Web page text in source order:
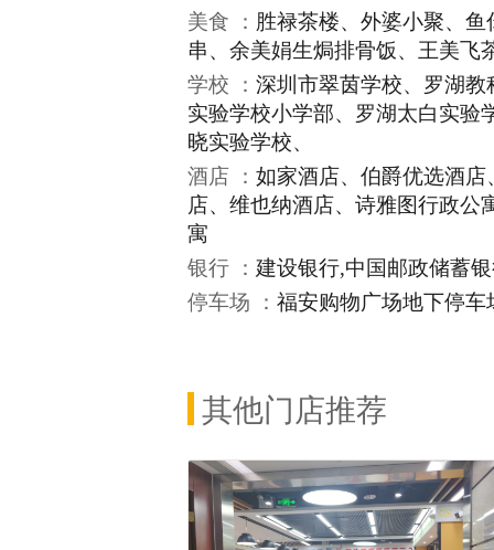
美食 ： 胜禄茶楼、外婆小聚、
串、余美娟生焗排骨饭、王美飞
学校 ： 深圳市翠茵学校、罗湖
实验学校小学部、罗湖太白实验
晓实验学校、
酒店 ： 如家酒店、伯爵优选酒
店、维也纳酒店、诗雅图行政公
寓
银行 ： 建设银行,中国邮政储蓄
停车场 ： 福安购物广场地下停车
其他门店推荐